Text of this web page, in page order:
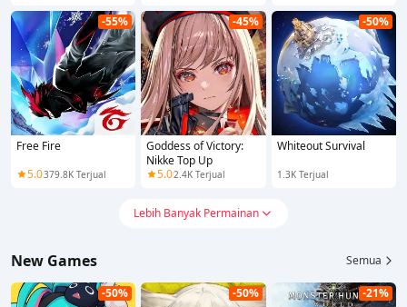
-55%
Free Fire
5.0379.8K Terjual
-45%
Goddess of Victory:
Nikke Top Up
5.02.4K Terjual
-50%
Whiteout Survival
1.3K Terjual
Lebih Banyak Permainan
New Games Semua
-50% -50% -21%